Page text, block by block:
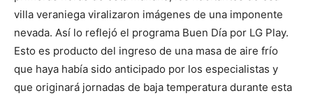
villa veraniega viralizaron imágenes de una imponente
nevada. Así lo reflejó el programa Buen Día por LG Play.
Esto es producto del ingreso de una masa de aire frío
que haya había sido anticipado por los especialistas y
que originará jornadas de baja temperatura durante esta